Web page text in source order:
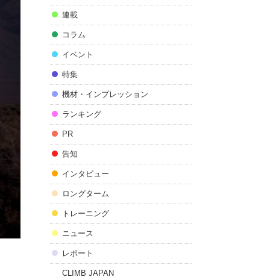
連載
コラム
イベント
特集
機材・インプレッション
ランキング
PR
告知
インタビュー
ロングターム
トレーニング
ニュース
レポート
CLIMB JAPAN